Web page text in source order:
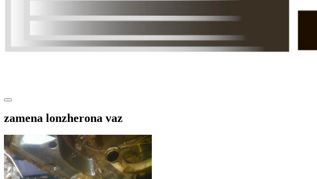
zamena lonzherona vaz